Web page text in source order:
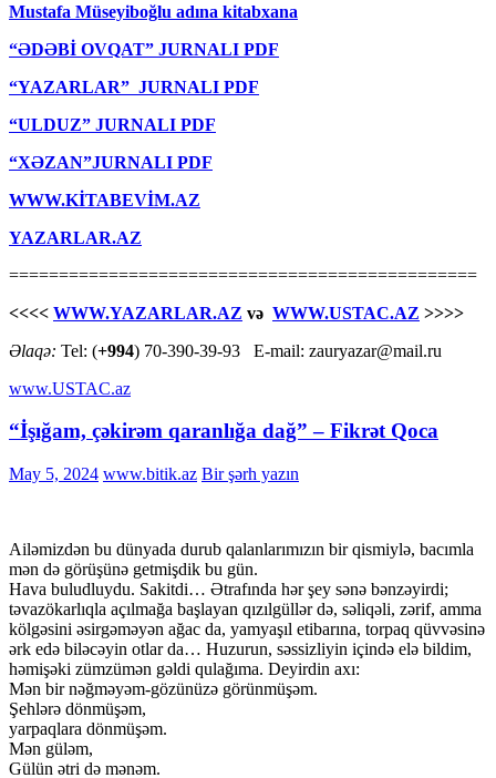
Mustafa Müseyiboğlu adına kitabxana
“ƏDƏBİ OVQAT” JURNALI PDF
“YAZARLAR” JURNALI PDF
“ULDUZ” JURNALI PDF
“XƏZAN”JURNALI PDF
WWW.KİTABEVİM.AZ
YAZARLAR.AZ
===============================================
<<<< WWW.YAZARLAR.AZ və WWW.USTAC.AZ >>>>
Əlaqə: Tel: (+994) 70-390-39-93 E-mail: zauryazar@mail.ru
www.USTAC.az
“İşığam, çəkirəm qaranlığa dağ” – Fikrət Qoca
May 5, 2024 www.bitik.az Bir şərh yazın
Ailəmizdən bu dünyada durub qalanlarımızın bir qismiylə, bacımla
mən də görüşünə getmişdik bu gün.
Hava buludluydu. Sakitdi… Ətrafında hər şey sənə bənzəyirdi;
təvazökarlıqla açılmağa başlayan qızılgüllər də, səliqəli, zərif, amma
kölgəsini əsirgəməyən ağac da, yamyaşıl etibarına, torpaq qüvvəsinə
ərk edə biləcəyin otlar da… Huzurun, səssizliyin içində elə bildim,
həmişəki zümzümən gəldi qulağıma. Deyirdin axı:
Mən bir nəğməyəm-gözünüzə görünmüşəm.
Şehlərə dönmüşəm,
yarpaqlara dönmüşəm.
Mən güləm,
Gülün ətri də mənəm.